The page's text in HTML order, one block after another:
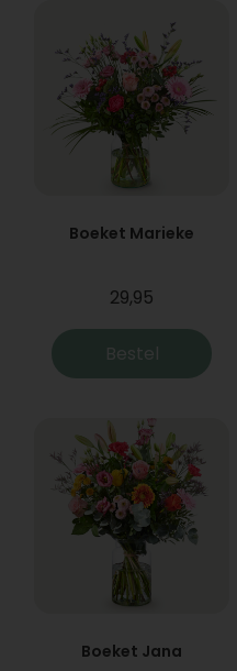
Boeket Marieke
29,95
Bestel
Boeket Jana